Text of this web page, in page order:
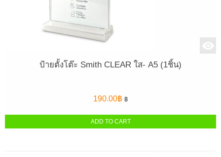
ป้ายตั้งโต๊ะ Smith CLEAR ใส- A5 (1ชิ้น)
190.00฿ ฿
ADD TO CART